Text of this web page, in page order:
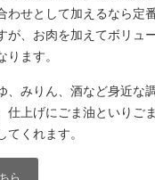
わせとして加えるなら定
が、お肉を加えてボリュ
ります。
、みりん、酒など身近な
仕上げにごま油といりご
てくれます。
ら